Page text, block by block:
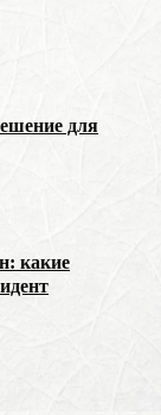
для
какие